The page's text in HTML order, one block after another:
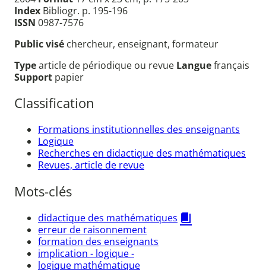
Index Bibliogr. p. 195-196
ISSN 0987-7576
Public visé chercheur, enseignant, formateur
Typearticle de périodique ou revue Languefrançais
Support papier
Classification
Formations institutionnelles des enseignants
Logique
Recherches en didactique des mathématiques
Revues, article de revue
Mots-clés
didactique des mathématiques
erreur de raisonnement
formation des enseignants
implication - logique -
logique mathématique